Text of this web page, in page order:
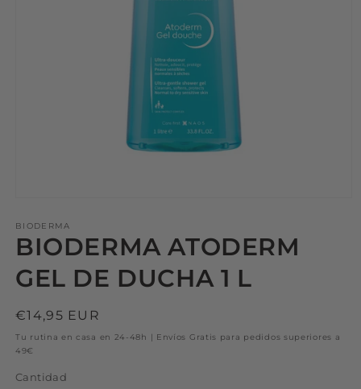
BIODERMA
BIODERMA ATODERM
GEL DE DUCHA 1 L
Precio
habitual
€14,95 EUR
Tu rutina en casa en 24-48h | Envíos Gratis para pedidos superiores a
49€
Cantidad